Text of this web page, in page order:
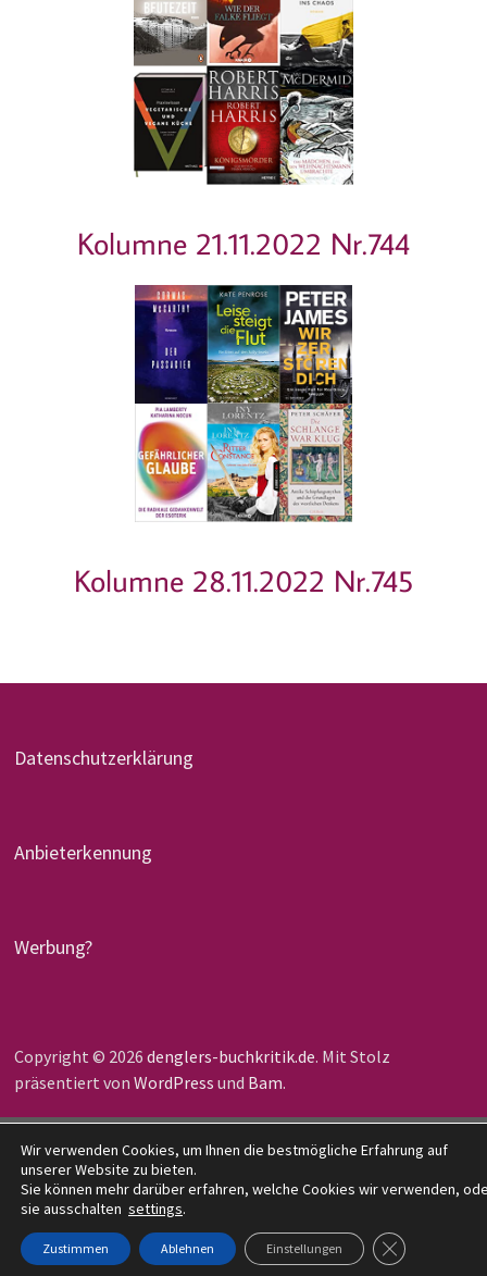
Kolumne 21.11.2022 Nr.744
Kolumne 28.11.2022 Nr.745
Datenschutzerklärung
Anbieterkennung
Werbung?
Copyright © 2026 denglers-buchkritik.de. Mit Stolz
präsentiert von WordPress und Bam.
Wir verwenden Cookies, um Ihnen die bestmögliche Erfahrung auf
unserer Website zu bieten.
Sie können mehr darüber erfahren, welche Cookies wir verwenden,
sie ausschalten settings.
Zustimmen Ablehnen Einstellungen GDPR COOKIE-